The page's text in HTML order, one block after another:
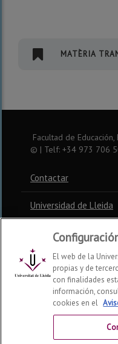
MATÈRIA
Facultad de
© | Telf: +34 973 706
Contactar
Universidad de Lleida
El web de la
propias y de
con finalidades
información,
cookies en el